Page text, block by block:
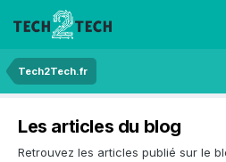
Tech2Tech.fr
Les articles du blog
Retrouvez les articles publié sur le